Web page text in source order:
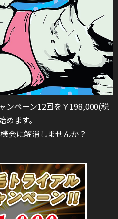
ンペーン12回を￥198,000(税
めます。
会に解消しませんか？